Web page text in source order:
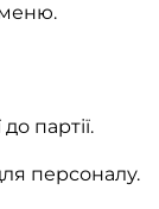
меню.
партії.
персоналу.